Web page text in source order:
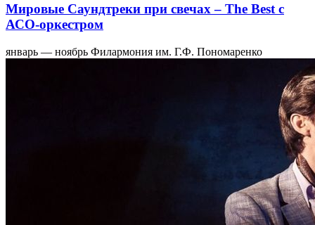
Мировые Саундтреки при свечах – The Best с
АСО-оркестром
январь — ноябрь Филармония им. Г.Ф. Пономаренко